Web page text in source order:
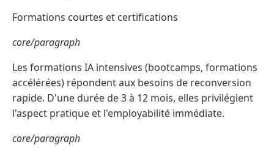
Formations courtes et certifications
core/paragraph
Les formations IA intensives (bootcamps, formations
accélérées) répondent aux besoins de reconversion
rapide. D'une durée de 3 à 12 mois, elles privilégient
l'aspect pratique et l'employabilité immédiate.
core/paragraph